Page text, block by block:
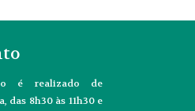
é realizado de
das 8h30 às 11h30 e